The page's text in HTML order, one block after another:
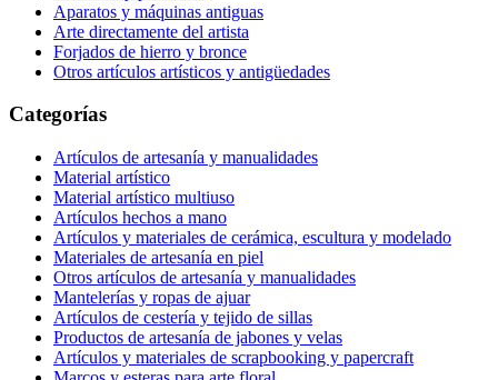
Aparatos y máquinas antiguas
Arte directamente del artista
Forjados de hierro y bronce
Otros artículos artísticos y antigüedades
Categorías
Artículos de artesanía y manualidades
Material artístico
Material artístico multiuso
Artículos hechos a mano
Artículos y materiales de cerámica, escultura y modelado
Materiales de artesanía en piel
Otros artículos de artesanía y manualidades
Mantelerías y ropas de ajuar
Artículos de cestería y tejido de sillas
Productos de artesanía de jabones y velas
Artículos y materiales de scrapbooking y papercraft